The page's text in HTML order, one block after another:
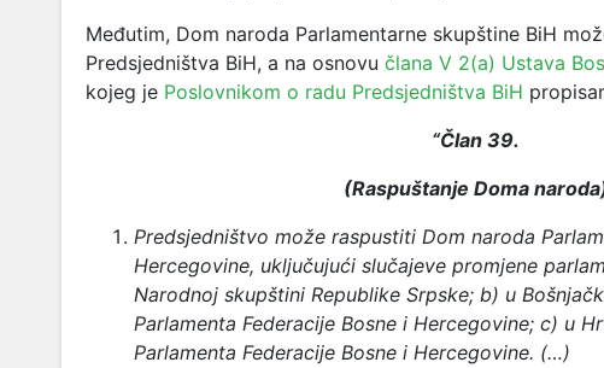
Međutim, Dom naroda Parlamentarne skupštine BiH
Predsjedništva BiH, a na osnovu člana V 2(a) Ustava
kojeg je Poslovnikom o radu Predsjedništva BiH
“Član 39.
(Raspuštanje Doma
Predsjedništvo može raspustiti Dom naroda
Hercegovine, uključujući slučajeve promjene
Narodnoj skupštini Republike Srpske; b) u
Parlamenta Federacije Bosne i Hercegovine; c) u
Parlamenta Federacije Bosne i Hercegovine. (…)